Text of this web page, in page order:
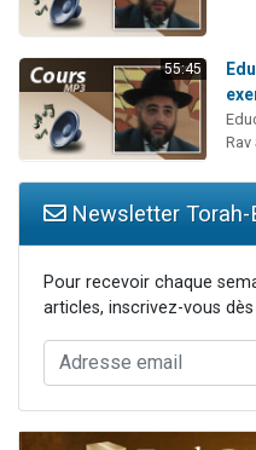
55:45
Rav
Newsletter Torah-
Pour recevoir chaque
articles, inscrivez-vous